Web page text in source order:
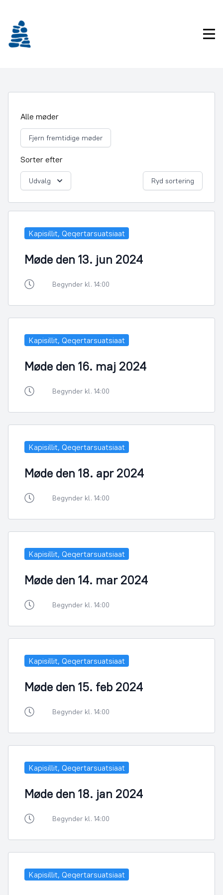
indhold
Alle møder
Fjern fremtidige møder
Sorter efter
Udvalg Ryd sortering
Kapisillit, Qeqertarsuatsiaat
Møde den 13. jun 2024
Begynder kl. 14:00
Kapisillit, Qeqertarsuatsiaat
Møde den 16. maj 2024
Begynder kl. 14:00
Kapisillit, Qeqertarsuatsiaat
Møde den 18. apr 2024
Begynder kl. 14:00
Kapisillit, Qeqertarsuatsiaat
Møde den 14. mar 2024
Begynder kl. 14:00
Kapisillit, Qeqertarsuatsiaat
Møde den 15. feb 2024
Begynder kl. 14:00
Kapisillit, Qeqertarsuatsiaat
Møde den 18. jan 2024
Begynder kl. 14:00
Kapisillit, Qeqertarsuatsiaat